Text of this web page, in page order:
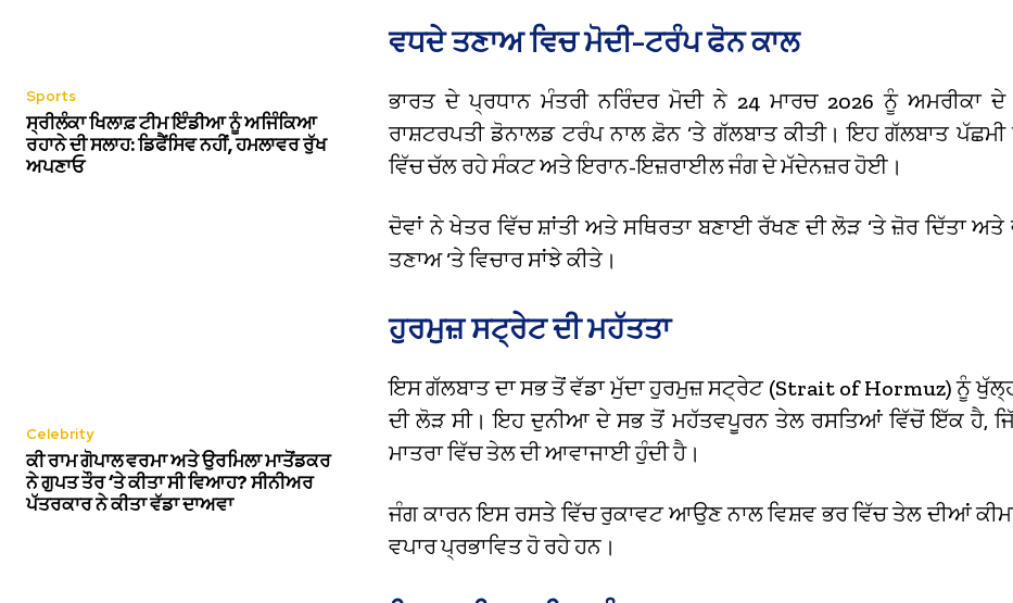
Sports
ਸ੍ਰੀਲੰਕਾ ਖਿਲਾਫ਼ ਟੀਮ ਇੰਡੀਆ ਨੂੰ ਅਜਿੰਕਿਆ
ਰਹਾਨੇ ਦੀ ਸਲਾਹ: ਡਿਫੈਂਸਿਵ ਨਹੀਂ, ਹਮਲਾਵਰ ਰੁੱਖ
ਅਪਣਾਓ
Celebrity
ਕੀ ਰਾਮ ਗੋਪਾਲ ਵਰਮਾ ਅਤੇ ਉਰਮਿਲਾ ਮਾਤੋਂਡਕਰ
ਨੇ ਗੁਪਤ ਤੌਰ ‘ਤੇ ਕੀਤਾ ਸੀ ਵਿਆਹ? ਸੀਨੀਅਰ
ਪੱਤਰਕਾਰ ਨੇ ਕੀਤਾ ਵੱਡਾ ਦਾਅਵਾ
ਵਧਦੇ ਤਣਾਅ ਵਿਚ ਮੋਦੀ-ਟਰੰਪ ਫੋਨ ਕਾਲ
ਭਾਰਤ ਦੇ ਪ੍ਰਧਾਨ ਮੰਤਰੀ ਨਰਿੰਦਰ ਮੋਦੀ ਨੇ 24 ਮਾਰਚ 2026 ਨੂੰ ਅਮਰੀਕਾ ਦੇ
ਰਾਸ਼ਟਰਪਤੀ ਡੋਨਾਲਡ ਟਰੰਪ ਨਾਲ ਫ਼ੋਨ ‘ਤੇ ਗੱਲਬਾਤ ਕੀਤੀ। ਇਹ ਗੱਲਬਾਤ
ਵਿੱਚ ਚੱਲ ਰਹੇ ਸੰਕਟ ਅਤੇ ਇਰਾਨ-ਇਜ਼ਰਾਈਲ ਜੰਗ ਦੇ ਮੱਦੇਨਜ਼ਰ ਹੋਈ।
ਦੋਵਾਂ ਨੇ ਖੇਤਰ ਵਿੱਚ ਸ਼ਾਂਤੀ ਅਤੇ ਸਥਿਰਤਾ ਬਣਾਈ ਰੱਖਣ ਦੀ ਲੋੜ ‘ਤੇ ਜ਼ੋਰ ਦਿੱਤਾ
ਤਣਾਅ ‘ਤੇ ਵਿਚਾਰ ਸਾਂਝੇ ਕੀਤੇ।
ਹੁਰਮੁਜ਼ ਸਟ੍ਰੇਟ ਦੀ ਮਹੱਤਤਾ
ਇਸ ਗੱਲਬਾਤ ਦਾ ਸਭ ਤੋਂ ਵੱਡਾ ਮੁੱਦਾ ਹੁਰਮੁਜ਼ ਸਟ੍ਰੇਟ (Strait of Hormuz) ਨੂੰ
ਦੀ ਲੋੜ ਸੀ। ਇਹ ਦੁਨੀਆ ਦੇ ਸਭ ਤੋਂ ਮਹੱਤਵਪੂਰਨ ਤੇਲ ਰਸਤਿਆਂ ਵਿੱਚੋਂ ਇੱਕ ਹੈ,
ਮਾਤਰਾ ਵਿੱਚ ਤੇਲ ਦੀ ਆਵਾਜਾਈ ਹੁੰਦੀ ਹੈ।
ਜੰਗ ਕਾਰਨ ਇਸ ਰਸਤੇ ਵਿੱਚ ਰੁਕਾਵਟ ਆਉਣ ਨਾਲ ਵਿਸ਼ਵ ਭਰ ਵਿੱਚ ਤੇਲ ਦੀਆਂ
ਵਪਾਰ ਪ੍ਰਭਾਵਿਤ ਹੋ ਰਹੇ ਹਨ।